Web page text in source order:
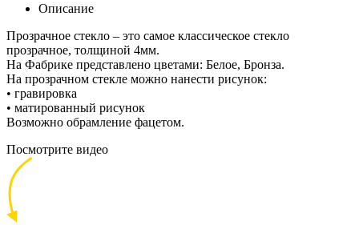
Описание
Прозрачное стекло – это самое классическое стекло
прозрачное, толщиной 4мм.
На Фабрике представлено цветами: Белое, Бронза.
На прозрачном стекле можно нанести рисунок:
• гравировка
• матированный рисунок
Возможно обрамление фацетом.
Посмотрите видео